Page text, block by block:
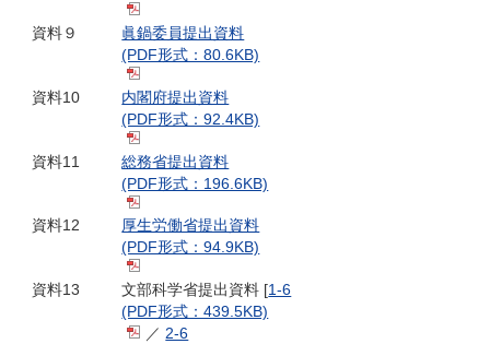
資料９
眞鍋委員提出資料
(PDF形式：80.6KB)
資料10
内閣府提出資料
(PDF形式：92.4KB)
資料11
総務省提出資料
(PDF形式：196.6KB)
資料12
厚生労働省提出資料
(PDF形式：94.9KB)
資料13 文部科学省提出資料 [1-6
(PDF形式：439.5KB)
／2-6